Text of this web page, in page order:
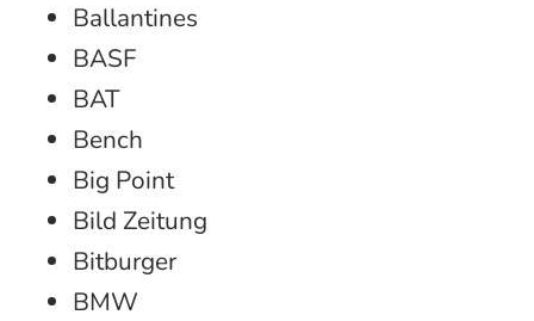
Ballantines
BASF
BAT
Bench
Big Point
Bild Zeitung
Bitburger
BMW